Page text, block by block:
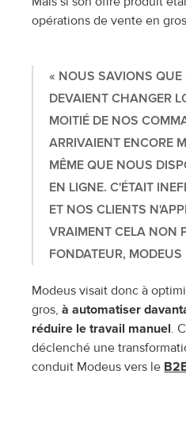
opérations de vente en
« NOUS SAVIONS QUE
DEVAIENT CHANGER
MOITIÉ DE NOS
ARRIVAIENT ENCORE
MÊME QUE NOUS
EN LIGNE. C'ÉTAIT
ET NOS CLIENTS
VRAIMENT CELA NON
FONDATEUR, MODEUS
Modeus visait donc à
gros, à automatiser
réduire le travail manuel.
déclenché une
conduit Modeus vers le